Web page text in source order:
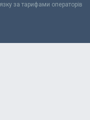
за тарифами операторів